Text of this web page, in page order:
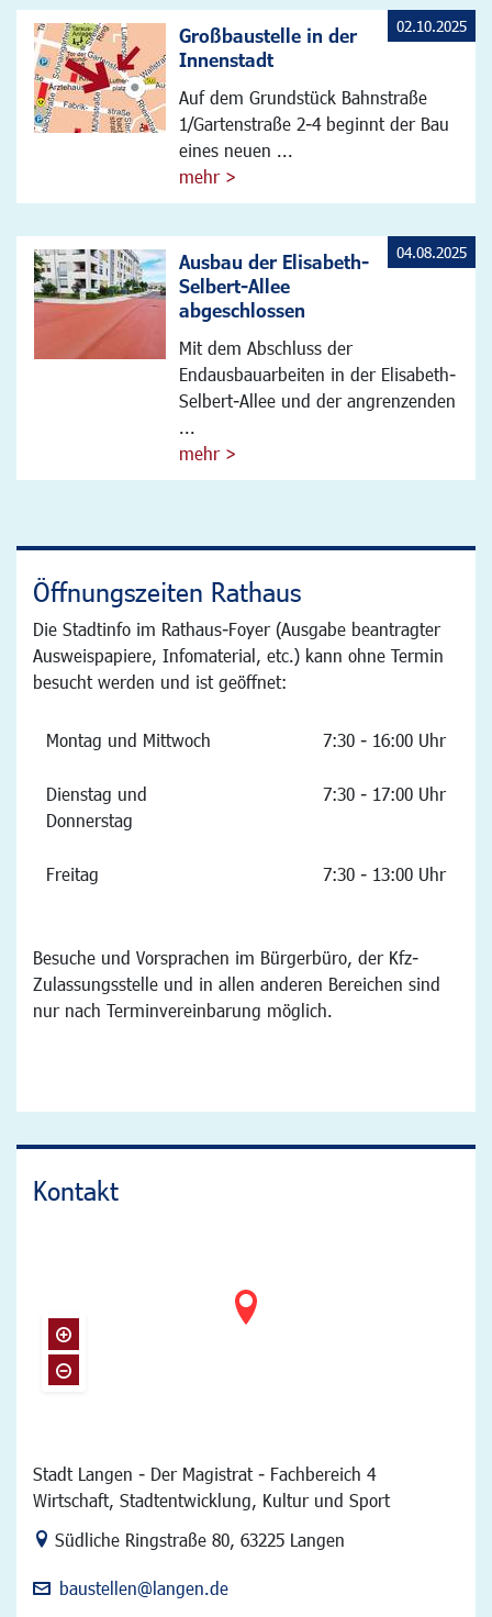
Großbaustelle in der
Innenstadt
Auf dem Grundstück Bahnstraße
1/Gartenstraße 2-4 beginnt der Bau
eines neuen ...
mehr >
02.10.2025
Ausbau der Elisabeth-
Selbert-Allee
abgeschlossen
Mit dem Abschluss der
Endausbauarbeiten in der Elisabeth-
Selbert-Allee und der angrenzenden
...
mehr >
04.08.2025
Öffnungszeiten Rathaus
Die Stadtinfo im Rathaus-Foyer (Ausgabe beantragter
Ausweispapiere, Infomaterial, etc.) kann ohne Termin
besucht werden und ist geöffnet:
Montag und Mittwoch 7:30 - 16:00 Uhr
Dienstag und
Donnerstag
7:30 - 17:00 Uhr
Freitag 7:30 - 13:00 Uhr
Besuche und Vorsprachen im Bürgerbüro, der Kfz-
Zulassungsstelle und in allen anderen Bereichen sind
nur nach Terminvereinbarung möglich.
Kontakt
Stadt Langen - Der Magistrat - Fachbereich 4
Wirtschaft, Stadtentwicklung, Kultur und Sport
Link zur Google-Maps Navigation
Südliche Ringstraße 80, 63225 Langen
baustellen@langen.de